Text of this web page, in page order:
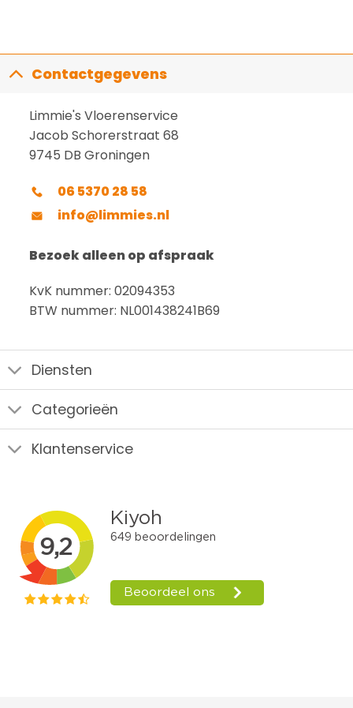
Contactgegevens
Limmie's Vloerenservice
Jacob Schorerstraat 68
9745 DB Groningen
06 5370 28 58
info@limmies.nl
Bezoek alleen op afspraak
KvK nummer: 02094353
BTW nummer: NL001438241B69
Diensten
Categorieën
Klantenservice